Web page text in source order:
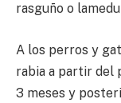
rasguño o
A los perros y
rabia a partir del
3 meses y